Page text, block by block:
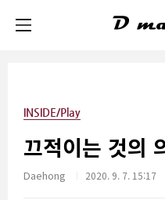
INSIDE/Play
끄적이는 것의
Daehong 2020. 9. 7. 15:17